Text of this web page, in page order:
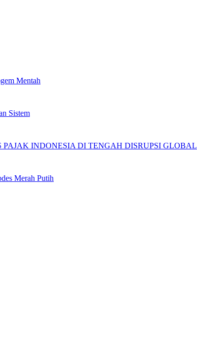
Mentah
Sistem
INDONESIA DI TENGAH DISRUPSI GLOBAL
Merah Putih